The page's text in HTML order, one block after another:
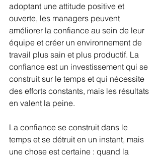
adoptant une attitude positive et
ouverte, les managers peuvent
améliorer la confiance au sein de leur
équipe et créer un environnement de
travail plus sain et plus productif. La
confiance est un investissement qui se
construit sur le temps et qui nécessite
des efforts constants, mais les résultats
en valent la peine.
La confiance se construit dans le
temps et se détruit en un instant, mais
une chose est certaine : quand la